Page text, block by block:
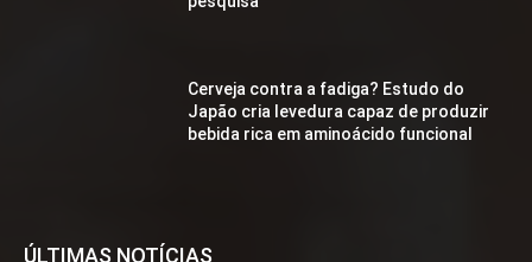
Cerveja contra a fadiga? Estudo do
Japão cria levedura capaz de produzir
bebida rica em aminoácido funcional
ÚLTIMAS NOTÍCIAS